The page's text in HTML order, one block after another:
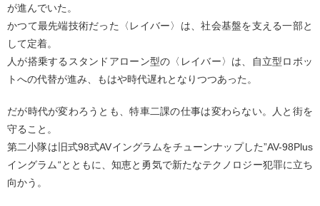
が進んでいた。
かつて最先端技術だった〈レイバー〉は、社会基盤を支える一部と
して定着。
人が搭乗するスタンドアローン型の〈レイバー〉は、自立型ロボッ
トへの代替が進み、もはや時代遅れとなりつつあった。
だが時代が変わろうとも、特車二課の仕事は変わらない。人と街を
守ること。
第二小隊は旧式98式AVイングラムをチューンナップした”AV-98Plus
イングラム“とともに、知恵と勇気で新たなテクノロジー犯罪に立ち
向かう。